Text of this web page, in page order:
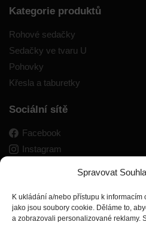
Spravovat
K ukládání a/nebo přístupu k
jako jsou soubory cookie. Děláme to,
a zobrazovali personalizované reklamy.
Kategorie produktů
Rohové sedačky
Sedačky ve tvaru U
Pohovky
Křesla a taburetky
Sociální sítě
Facebook
Instagram